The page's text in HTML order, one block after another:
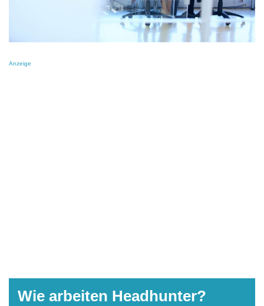
Anzeige
Wie arbeiten Headhunter?